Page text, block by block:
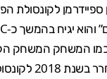
ספיידרמן לקונסולת